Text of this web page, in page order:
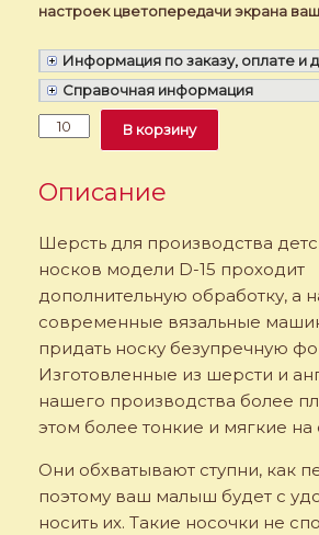
настроек цветопередачи экрана
Информация по заказу, оплате и
Справочная информация
Количество
Детские
носки.
Модель
В корзину
Описание
Шерсть для производства
носков модели D-15 проходит
дополнительную обработку, а
современные вязальные
придать носку безупречную
Изготовленные из шерсти и
нашего производства более
этом более тонкие и мягкие на
Они обхватывают ступни, как
поэтому ваш малыш будет с
носить их. Такие носочки не